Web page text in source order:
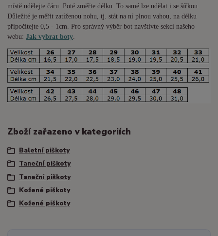
místě udělejte čáru. Poté změřte délku. To samé lze udělat i se šířkou.
Důležité je měřit zatíženou nohu, tj. stát na ní plnou vahou, na délku
připočítejte 0,5 - 1cm . Pro správný výběr bot navštivte sekci našeho
webu: Jak vybrat boty
Zboží zařazeno v kategoriích
Baletní piškoty
Taneční piškoty
Taneční piškoty
Kožené piškoty
Kožené piškoty